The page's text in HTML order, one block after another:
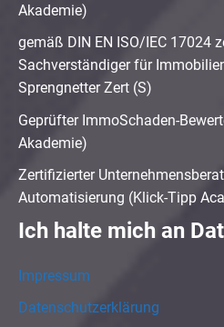
Akademie)
gemäß DIN EN ISO/IEC 17024
Sachverständiger für
Sprengnetter Zert (S)
Geprüfter ImmoSchaden-
Akademie)
Zertifizierter
Automatisierung (Klick-Tipp
Ich halte mich an
Impressum
Datenschutzerklärung